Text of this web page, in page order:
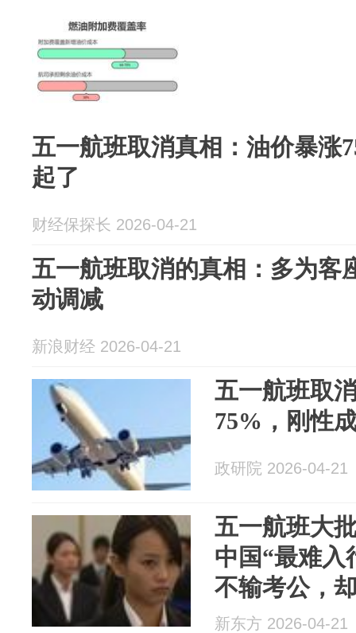
五一航班取消真相：油价暴涨
起了
财经保探长 2026-04-21
五一航班取消的真相：多为客
动调减
新浪财经 2026-04-21
五一航班取
75%，刚性
政研院 2026-04-21
五一航班大
中国“最难入
不输考公，
新东方 2026-04-21